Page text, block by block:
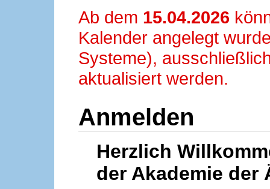
Ab dem 15.04.2026
Kalender angelegt
Systeme),
aktualisiert werden.
Anmelden
Herzlich
der Akademie der